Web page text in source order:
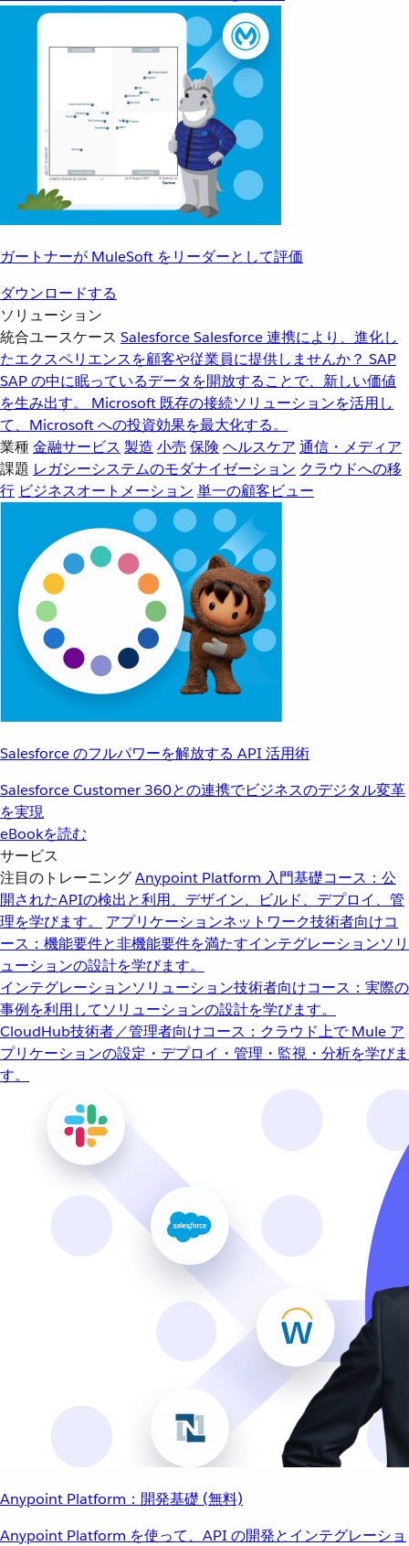
ガートナーが MuleSoft をリーダーとして評価
ダウンロードする
ソリューション
統合ユースケース SalesforceSalesforce 連携により、進化し
たエクスペリエンスを顧客や従業員に提供しませんか？ SAP
SAP の中に眠っているデータを開放することで、新しい価値
を生み出す。
Microsoft 既存の接続ソリューションを活用し
て、Microsoft への投資効果を最大化する。
業種金融サービス 製造 小売 保険 ヘルスケア 通信・メディア
課題 レガシーシステムのモダナイゼーション クラウドへの移
行 ビジネスオートメーション 単一の顧客ビュー
Salesforce のフルパワーを解放する API 活用術
Salesforce Customer 360との連携でビジネスのデジタル変革
を実現
eBookを読む
サービス
注目のトレーニングAnypoint Platform 入門基礎コース：公
開されたAPIの検出と利用、デザイン、ビルド、デプロイ、管
理を学びます。
アプリケーションネットワーク技術者向けコ
ース：機能要件と非機能要件を満たすインテグレーションソリ
ューションの設計を学びます。
インテグレーションソリューション技術者向けコース：実際の
事例を利用してソリューションの設計を学びます。
CloudHub技術者／管理者向けコース：クラウド上で Mule ア
プリケーションの設定・デプロイ・管理・監視・分析を学びま
す。
Anypoint Platform：開発基礎 (無料)
Anypoint Platform を使って、API の開発とインテグレーショ